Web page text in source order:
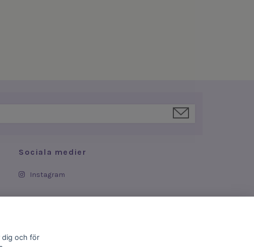
Sociala medier
Instagram
dig och för